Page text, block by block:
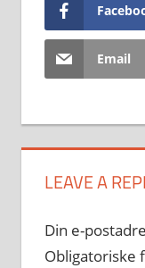
Email
LEAVE A
Din e-
Obligatoriske